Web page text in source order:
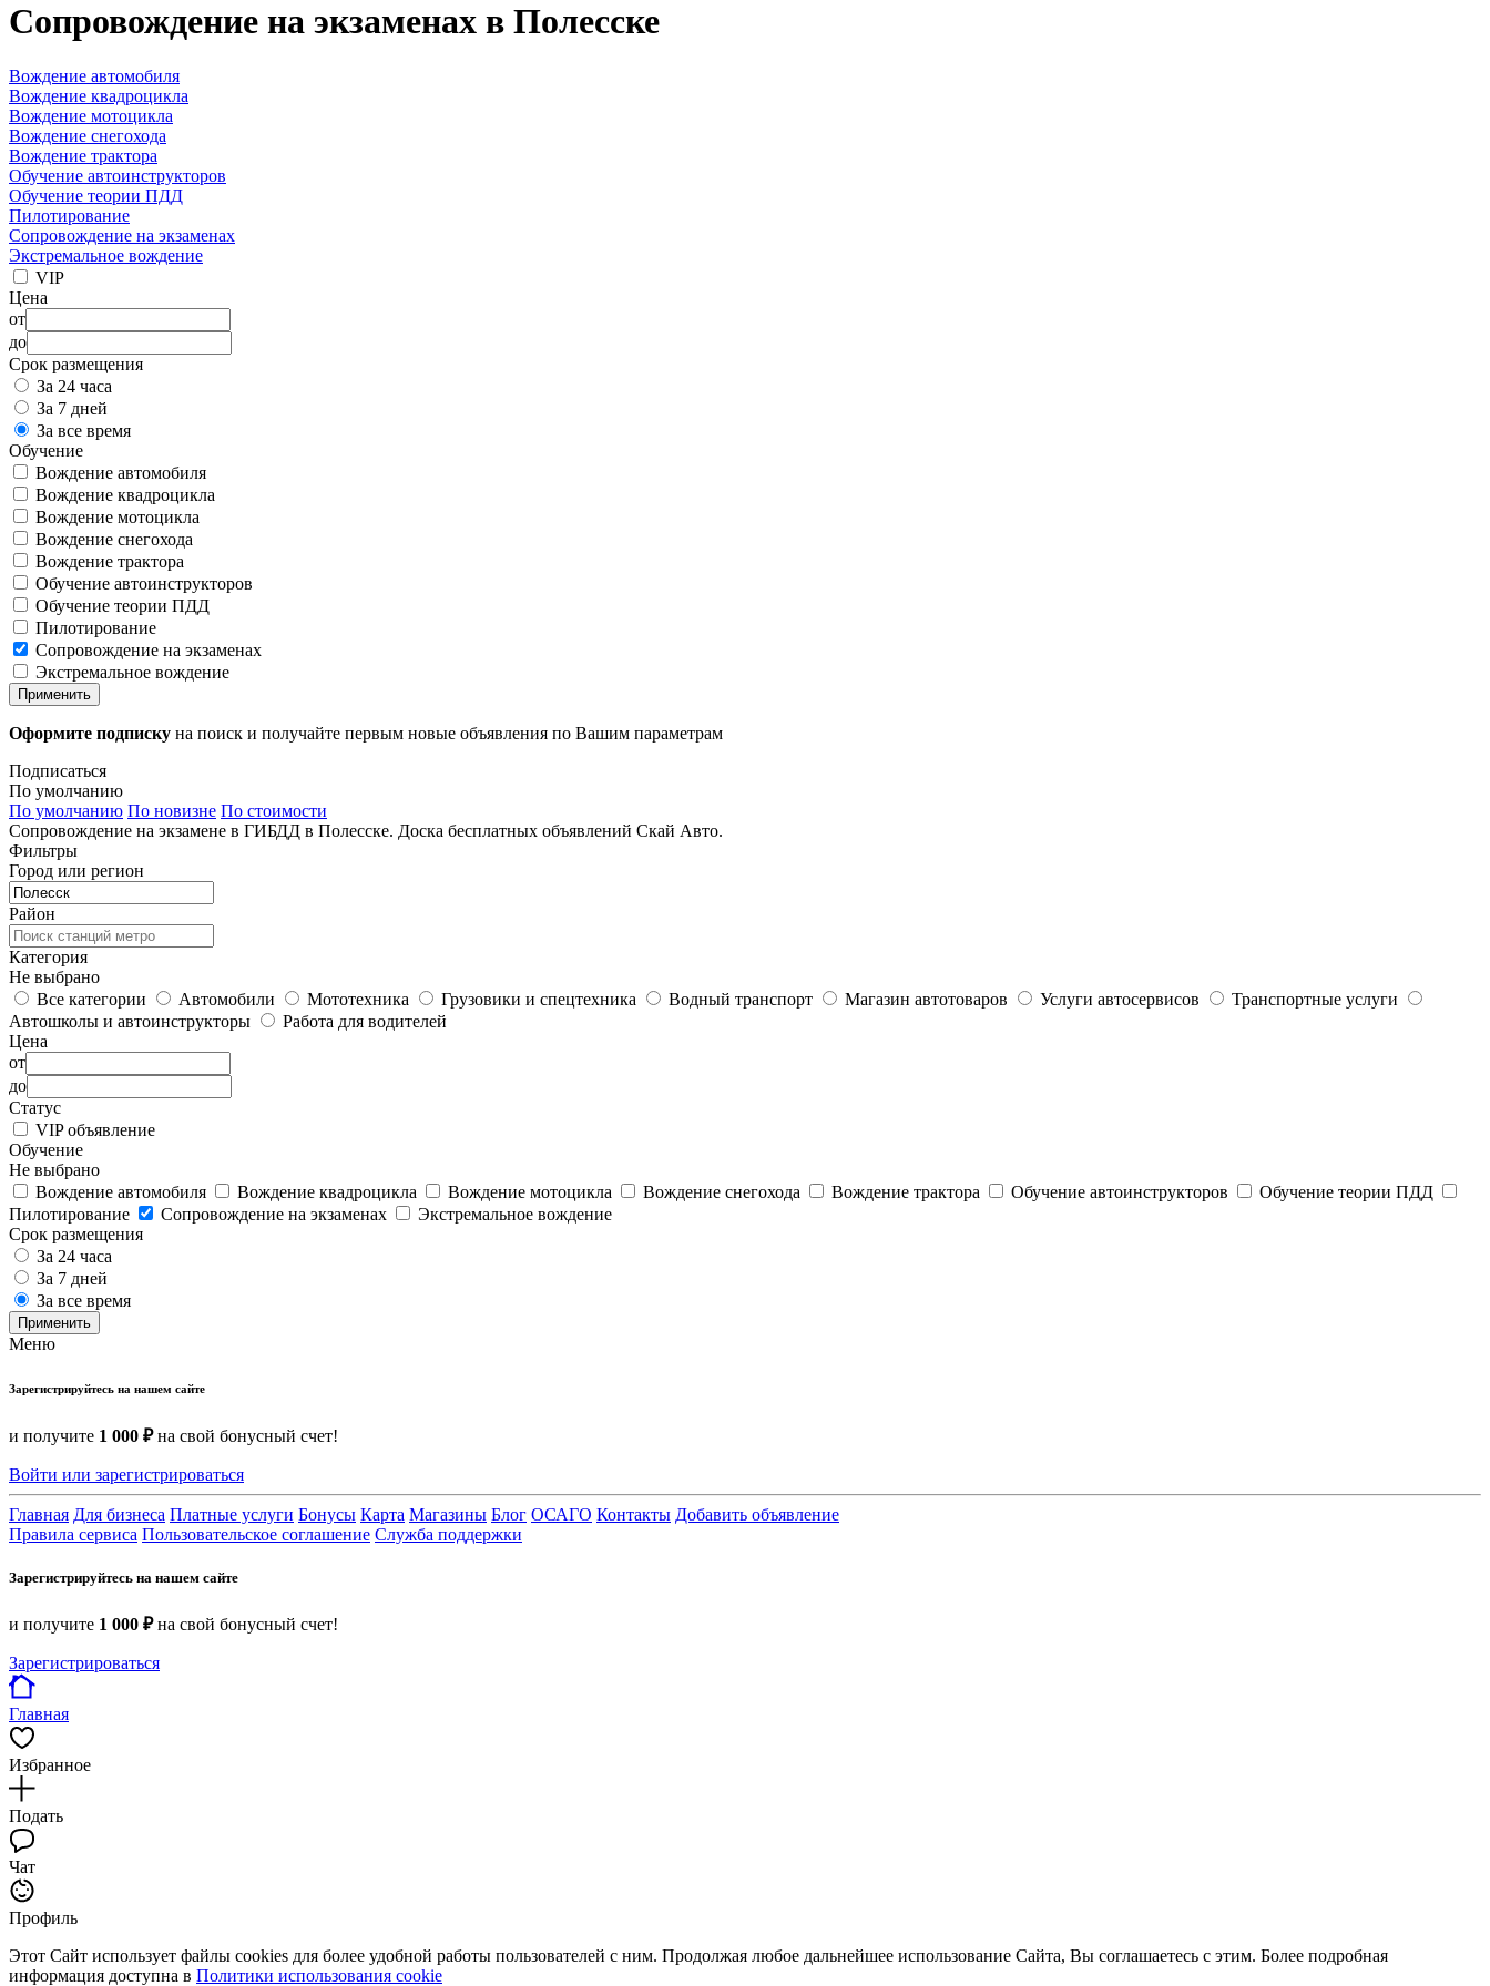
Сопровождение на экзаменах в Полесске
Вождение автомобиля
Вождение квадроцикла
Вождение мотоцикла
Вождение снегохода
Вождение трактора
Обучение автоинструкторов
Обучение теории ПДД
Пилотирование
Сопровождение на экзаменах
Экстремальное вождение
VIP
Цена
от
до
Срок размещения
За 24 часа
За 7 дней
За все время
Обучение
Вождение автомобиля
Вождение квадроцикла
Вождение мотоцикла
Вождение снегохода
Вождение трактора
Обучение автоинструкторов
Обучение теории ПДД
Пилотирование
Сопровождение на экзаменах
Экстремальное вождение
Применить
Оформите подписку на поиск и получайте первым новые объявления по Вашим параметрам
Подписаться
По умолчанию
По умолчанию По новизне По стоимости
Сопровождение на экзамене в ГИБДД в Полесске. Доска бесплатных объявлений Скай Авто.
Фильтры
Город или регион
Район
Категория
Не выбрано
Все категории
Автомобили Мототехника Грузовики и спецтехника Водный транспорт Магазин автотоваров Услуги автосервисов
Транспортные услуги
Автошколы и автоинструкторы
Работа для водителей
Цена
от
до
Статус
VIP объявление
Обучение
Не выбрано
Вождение автомобиля
Вождение квадроцикла Вождение мотоцикла Вождение снегохода Вождение трактора Обучение автоинструкторов
Обучение теории ПДД
Пилотирование
Сопровождение на экзаменах
Экстремальное вождение
Срок размещения
За 24 часа
За 7 дней
За все время
Применить
Меню
Зарегистрируйтесь на нашем сайте
и получите 1 000 ₽на свой бонусный счет!
Войти или зарегистрироваться
Главная Для бизнеса Платные услуги Бонусы Карта Магазины Блог ОСАГО Контакты Добавить объявление
Правила сервиса Пользовательское соглашение Служба поддержки
Зарегистрируйтесь на нашем сайте
и получите 1 000 ₽на свой бонусный счет!
Зарегистрироваться
Главная
Избранное
Подать
Чат
Профиль
Этот Сайт использует файлы cookies для более удобной работы пользователей с ним. Продолжая любое дальнейшее использование Сайта, Вы соглашаетесь с этим. Более подробная
информация доступна в Политики использования cookie